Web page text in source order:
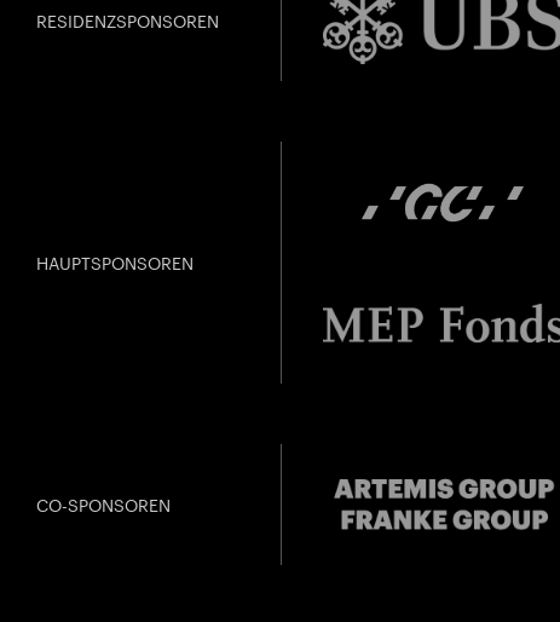
Gefällt Ihnen diese
RESIDENZSPONSOREN
HAUPTSPONSOREN
CO-SPONSOREN